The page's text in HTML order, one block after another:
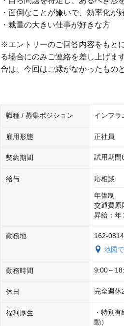
・面倒なことが嫌いで、効率化が
・裁量の大きい仕事が好きな方
※エントリーのご回答内容をもと
る場合にのみご連絡を差し上げま
合は、今回はご縁がなかったもの
職種 / 募集ポジション インフラ
雇用形態 正社員
契約期間 試用期間
給与 応相談
年俸制
交通費原
昇給：年
勤務地
162-
地図
勤務時間 9:00～
休日 完全週休
福利厚生
・特別
動）